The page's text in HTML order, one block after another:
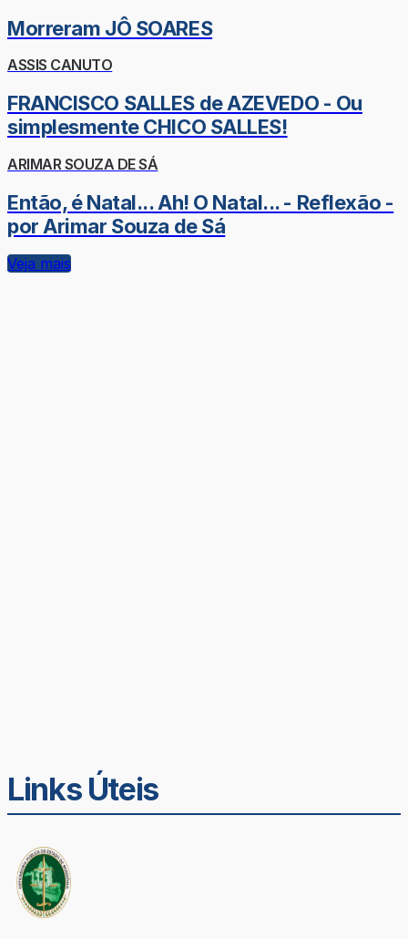
Morreram JÔ SOARES
ASSIS CANUTO
FRANCISCO SALLES de AZEVEDO - Ou
simplesmente CHICO SALLES!
ARIMAR SOUZA DE SÁ
Então, é Natal... Ah! O Natal... - Reflexão -
por Arimar Souza de Sá
Veja mais
Links Úteis